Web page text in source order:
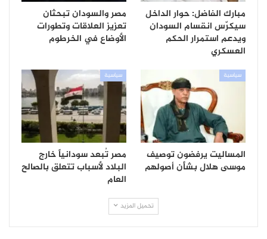
مبارك الفاضل: حوار الداخل
سيكرّس انقسام السودان
ويدعم استمرار الحكم
العسكري
مصر والسودان تبحثان
تعزيز العلاقات وتطورات
الأوضاع في الخرطوم
سياسية
المساليت يرفضون توصيف
موسى هلال بشأن أصولهم
سياسية
مصر تُبعد سودانياً خارج
البلاد لأسباب تتعلق بالصالح
العام
تحميل المزيد